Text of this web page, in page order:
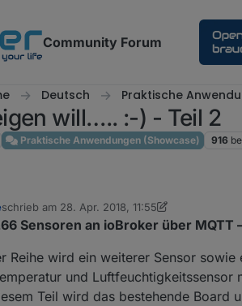
Community Forum
Deutsch Praktische
will….. :-) - Teil 2
Praktische Anwendungen (Showcase) 916
schrieb am 28. Apr. 2018, 11:55
zuletzt editiert von Jey Cee
Sensoren an ioBroker über
Reihe wird ein weiterer Sensor sowie
und
Teil wird das bestehende Board